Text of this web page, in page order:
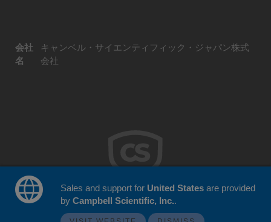
会社
名
キャンベル・サイエンティフィック・ジャパン株式
会社
ウェブサイトフィードバック
© 2026 Campbell Scientific Japan
Sales and support for United Statesare provided
by Campbell Scientific, Inc..